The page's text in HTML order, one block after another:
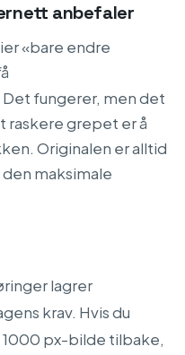
anbefaler
«bare endre
fungerer, men det
raskere grepet er å
Originalen er alltid
maksimale
lagrer
krav. Hvis du
px-bilde tilbake,